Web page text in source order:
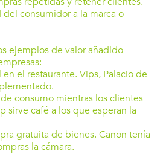
consumidor a la marca o
ejemplos de valor añadido
el restaurante. Vips, Palacio de
consumo mientras los clientes
sirve café a los que esperan la
gratuita de bienes. Canon tenía
la cámara.